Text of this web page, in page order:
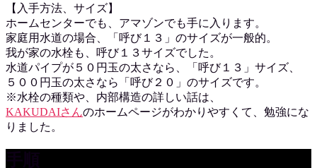
【入手方法、サイズ】
ホームセンターでも、アマゾンでも手に入ります。
家庭用水道の場合、「呼び１３」のサイズが一般的。
我が家の水栓も、呼び１３サイズでした。
水道パイプが５０円玉の太さなら、「呼び１３」サイズ、
５００円玉の太さなら「呼び２０」のサイズです。
※水栓の種類や、内部構造の詳しい話は、
KAKUDAIさんのホームページがわかりやすくて、勉強にな
りました。